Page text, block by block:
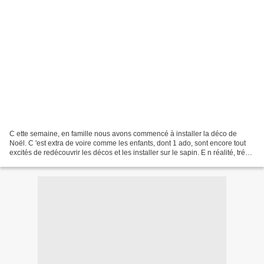
C ette semaine, en famille nous avons commencé à installer la déco de
Noël. C 'est extra de voire comme les enfants, dont 1 ado, sont encore tout
excités de redécouvrir les décos et les installer sur le sapin. E n réalité, trés